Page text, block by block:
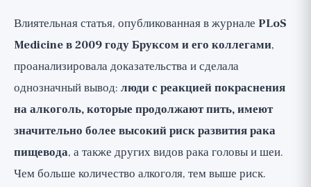
Влиятельная статья, опубликованная в журнале PLoS
Medicine в 2009 году Бруксом и его коллегами,
проанализировала доказательства и сделала
однозначный вывод: люди с реакцией покраснения
на алкоголь, которые продолжают пить, имеют
значительно более высокий риск развития рака
пищевода, а также других видов рака головы и шеи.
Чем больше количество алкоголя, тем выше риск.